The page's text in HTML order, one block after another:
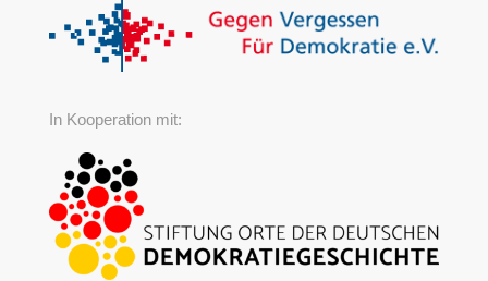
In Kooperation mit: